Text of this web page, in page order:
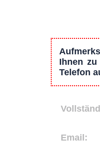
Ihnen
Telefon
Email: